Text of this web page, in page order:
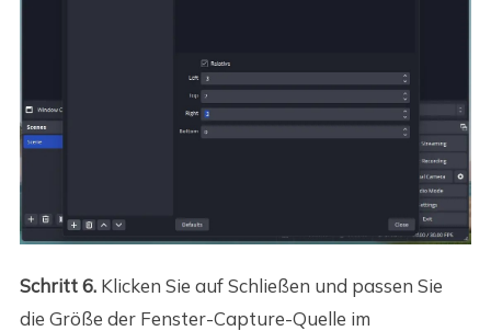
Schritt 6. Klicken Sie auf Schließen und passen Sie
die Größe der Fenster-Capture-Quelle im